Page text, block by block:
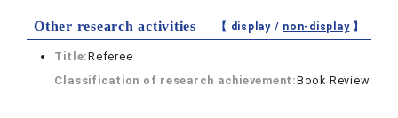
Other research activities 【 display / non-display】
Title:Referee
Classification of research achievement:Book Review